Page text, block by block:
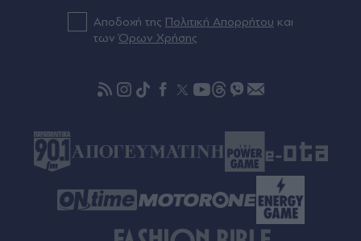
Πριν 49 λεπτά
Νορβηγία: Μυστήριο με μαζικούς θανάτους
ταράνδων στο Σβάλμπαρντ - Οι κτηνίατροι
Αποδοχή της Πολιτική Απορρήτου και
τωνΌρων Χρήσης